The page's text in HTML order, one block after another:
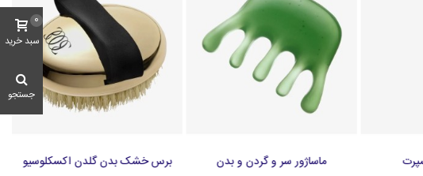
افزودن به سبد خرید
ماساژور سر و گردن و بدن افزودن به سبد خرید
برس خشک بدن گلدن اکسکلوسیو
سبد خرید
0
جستجو